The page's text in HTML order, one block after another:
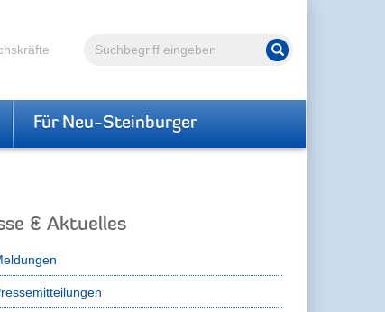
Volltextsuche Suche starten
Für Neu-Steinburger
& Aktuelles